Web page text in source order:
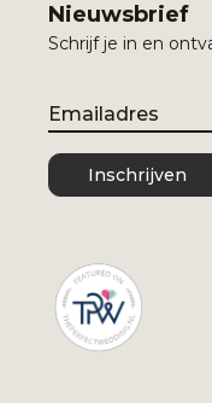
Nieuwsbrief
Schrijf je in en
Email
Inschrijven